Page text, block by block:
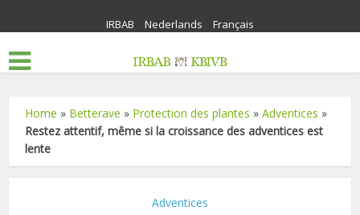
IRBAB Nederlands Français
Home » Betterave » Protection des plantes »Adventices »
Restez attentif, même si la croissance des adventices est
lente
Adventices